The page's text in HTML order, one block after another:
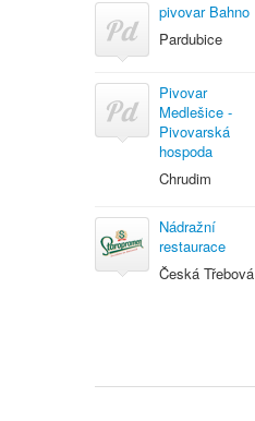
pivovar Bahno
Pardubice
Pivovar
Medlešice -
Pivovarská
hospoda
Chrudim
Nádražní
restaurace
Česká Třebová